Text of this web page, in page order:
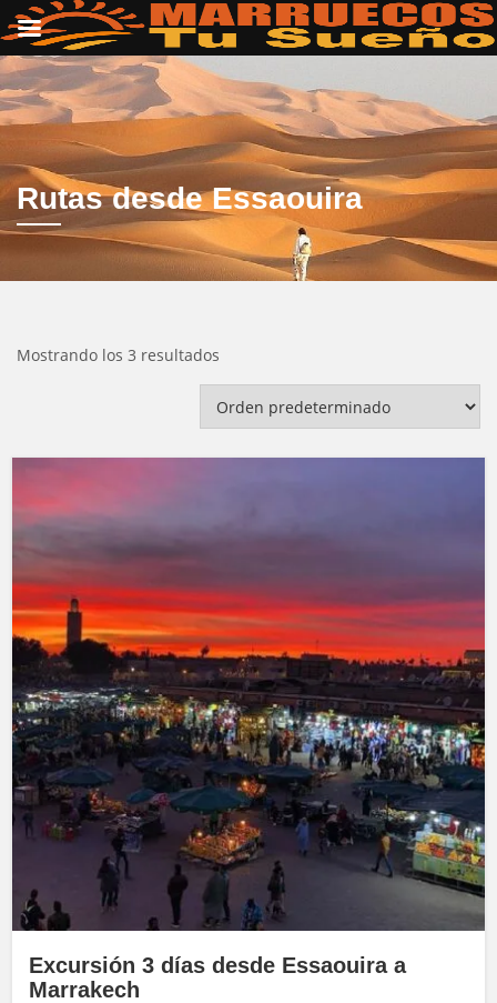
Rutas desde Essaouira
Mostrando los 3 resultados
Excursión 3 días desde Essaouira a
Marrakech